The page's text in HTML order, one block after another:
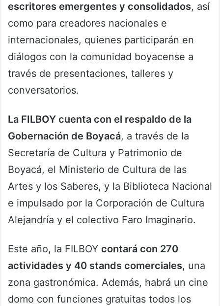
escritores emergentes y consolidados, así
como para creadores nacionales e
internacionales, quienes participarán en
diálogos con la comunidad boyacense a
través de presentaciones, talleres y
conversatorios.
La FILBOY cuenta con el respaldo de la
Gobernación de Boyacá, a través de la
Secretaría de Cultura y Patrimonio de
Boyacá, el Ministerio de Cultura de las
Artes y los Saberes, y la Biblioteca Nacional
e impulsado por la Corporación de Cultura
Alejandría y el colectivo Faro Imaginario.
Este año, la FILBOY contará con 270
actividades y 40 stands comerciales, una
zona gastronómica. Además, habrá un cine
domo con funciones gratuitas todos los